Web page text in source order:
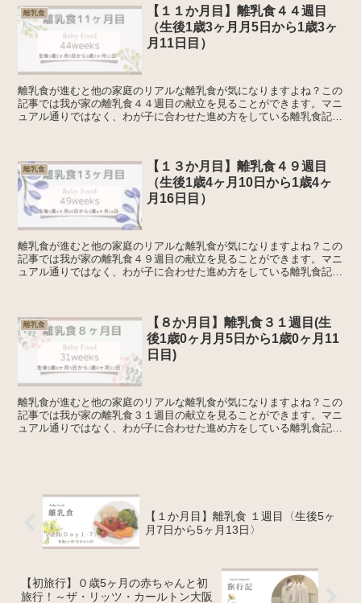
離乳食
【１１か月目】離乳食４４週目
（生後1歳3ヶ月月5日から1歳3ヶ
月11日目）
離乳食が進むと他の家庭のリアルな離乳食が気になりますよね？この
記事では我が家の離乳食４４週目の献立を見ることができます。マニ
ュアル通りではなく、わが子に合わせた進め方をしている離乳食記録
離乳食
【１３か月目】離乳食４９週目
（生後1歳4ヶ月10日から1歳4ヶ
月16日目）
離乳食が進むと他の家庭のリアルな離乳食が気になりますよね？この
記事では我が家の離乳食４９週目の献立を見ることができます。マニ
ュアル通りではなく、わが子に合わせた進め方をしている離乳食記録
離乳食
【８か月目】離乳食３１週目(生
後1歳0ヶ月月5日から1歳0ヶ月11
日目)
離乳食が進むと他の家庭のリアルな離乳食が気になりますよね？この
記事では我が家の離乳食３１週目の献立を見ることができます。マニ
ュアル通りではなく、わが子に合わせた進め方をしている離乳食記録
【１か月目】離乳食 １週目〈生後5ヶ
月7日から5ヶ月13日〉
【初旅行】０歳5ヶ月の赤ちゃんと初
旅行！～ザ・リッツ・カールトン大阪